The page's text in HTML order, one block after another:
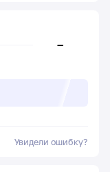
–
Увидели ошибку?